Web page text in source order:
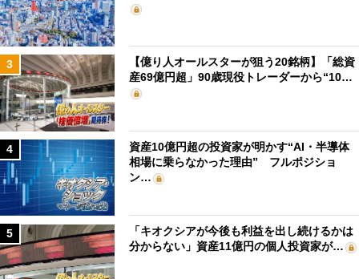
3
【億り人オールスターが狙う20銘柄】「総資
産69億円超」90歳現役トレーダーから“10…
4
資産10億円超の投資家が明かす“AI・半導体
相場に乗らなかった理由” フルポジショ
ン…
5
「キオクシアが今後も利益を出し続けるかは
分からない」資産11億円の個人投資家が…